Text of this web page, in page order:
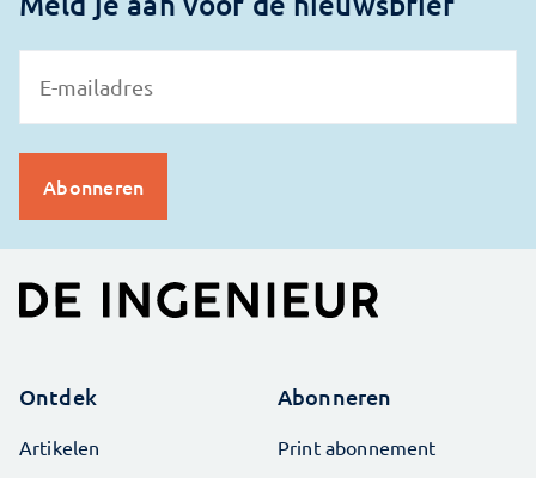
Ontdek
Artikelen
Abonneren
Print abonnement